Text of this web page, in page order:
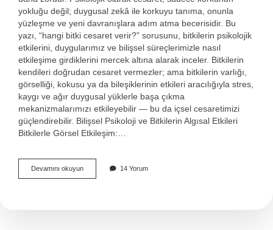
yokluğu değil; duygusal zekâ ile korkuyu tanıma, onunla
yüzleşme ve yeni davranışlara adım atma becerisidir. Bu
yazı, “hangi bitki cesaret verir?” sorusunu, bitkilerin psikolojik
etkilerini, duygularımız ve bilişsel süreçlerimizle nasıl
etkileşime girdiklerini mercek altına alarak inceler. Bitkilerin
kendileri doğrudan cesaret vermezler; ama bitkilerin varlığı,
görselliği, kokusu ya da bileşiklerinin etkileri aracılığıyla stres,
kaygı ve ağır duygusal yüklerle başa çıkma
mekanizmalarımızı etkileyebilir — bu da içsel cesaretimizi
güçlendirebilir. Bilişsel Psikoloji ve Bitkilerin Algısal Etkileri
Bitkilerle Görsel Etkileşim:…
Devamını okuyunHangi
bitki
14 Yorum